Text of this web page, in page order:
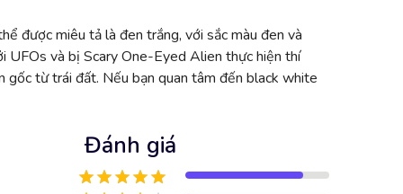
được miêu tả là đen trắng, với sắc màu đen và
UFOs và bị Scary One-Eyed Alien thực hiện thí
gốc từ trái đất. Nếu bạn quan tâm đến black white
Đánh giá